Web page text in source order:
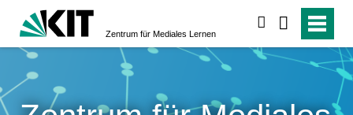
Zentrum für Mediales Lernen